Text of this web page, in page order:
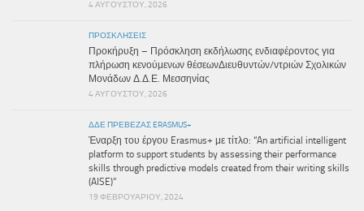
4 ΑΥΓΟΎΣΤΟΥ, 2026
ΠΡΟΣΚΛΉΣΕΙΣ
Προκήρυξη – Πρόσκληση εκδήλωσης ενδιαφέροντος για
πλήρωση κενούμενων θέσεωνΔιευθυντών/ντριών Σχολικών
Μονάδων Δ.Δ.Ε. Μεσσηνίας
4 ΑΥΓΟΎΣΤΟΥ, 2026
ΔΔΕ ΠΡΕΒΕΖΑΣ ERASMUS+
Έναρξη του έργου Erasmus+ με τίτλο: “An artificial intelligent
platform to support students by assessing their performance
skills through predictive models created from their writing skills
(AISE)”
19 ΦΕΒΡΟΥΑΡΊΟΥ, 2024